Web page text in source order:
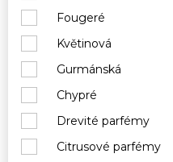
Fougeré
Květinová
Gurmánská
Chypré
Drevité parfémy
Citrusové parfémy